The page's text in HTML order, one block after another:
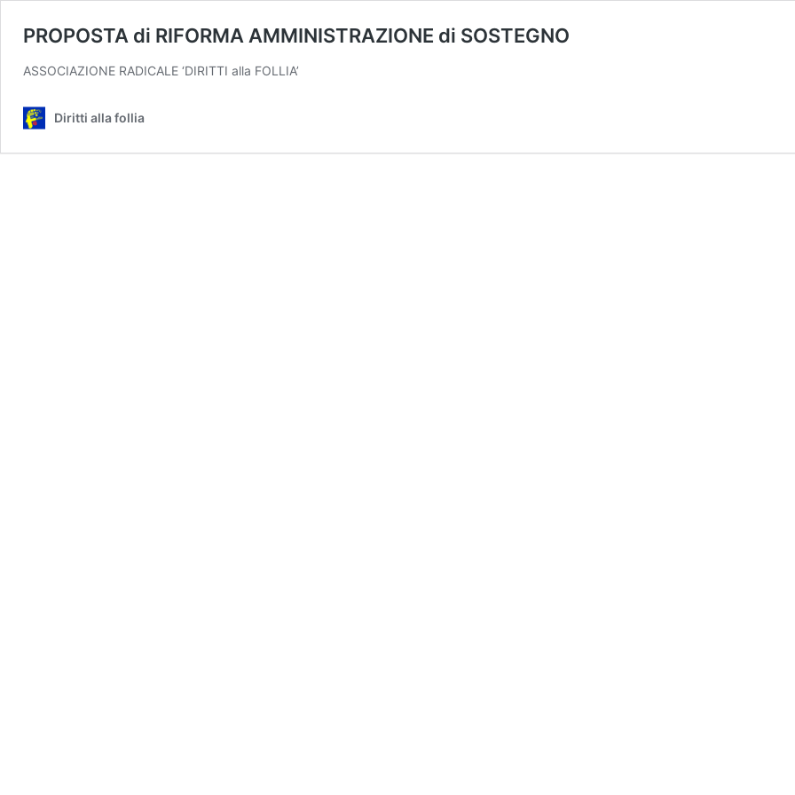
PROPOSTA di RIFORMA AMMINISTRAZIONE di SOSTEGNO
ASSOCIAZIONE RADICALE ‘DIRITTI alla FOLLIA’
Diritti alla follia